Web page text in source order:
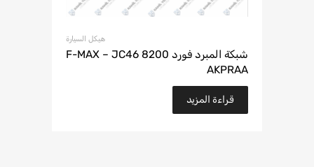
هيكل السيارة
شبكة المبرد فورد F-MAX – JC46 8200
AKPRAA
قراءة المزيد